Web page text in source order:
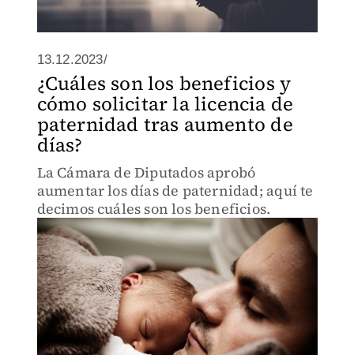
13.12.2023/
¿Cuáles son los beneficios y
cómo solicitar la licencia de
paternidad tras aumento de
días?
La Cámara de Diputados aprobó
aumentar los días de paternidad; aquí te
decimos cuáles son los beneficios.